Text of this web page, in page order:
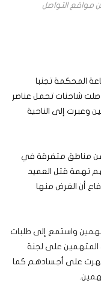
مواقع التواصل
المحكمة تجنبا
شاحنات تحمل عناصر
وعبرت إلى الناحية
مناطق متفرقة في
تهمة قتل العميد
أن الغرض منها
واستمع إلى طلبات
المتهمين على لجنة
ظهرت على أجسادهم كما